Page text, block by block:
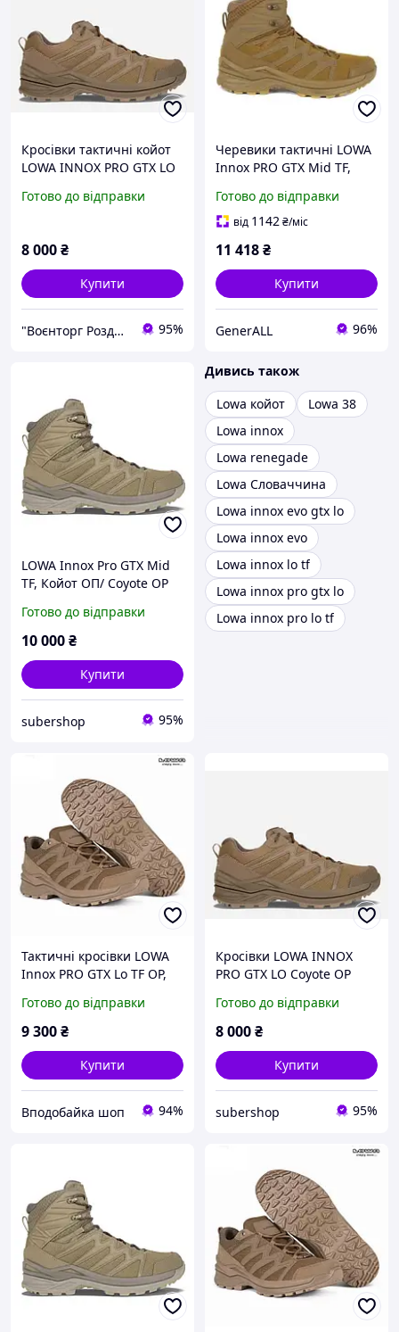
Кросівки тактичні койот
LOWA INNOX PRO GTX LO
Готово до відправки
8 000₴
Купити
"Воєнторг Роздріб/Опт": На варті вашої безпеки! 95%
Черевики тактичні LOWA
Innox PRO GTX Mid TF,
Готово до відправки
від 1142₴/міс
11 418₴
Купити
GenerALL 96%
LOWA Innox Pro GTX Mid
TF, Койот ОП/ Coyote OP
Готово до відправки
10 000₴
Купити
subershop 95%
Дивись також
Lowa койот
Lowa 38
Lowa innox
Lowa renegade
Lowa Словаччина
Lowa innox evo gtx lo
Lowa innox evo
Lowa innox lo tf
Lowa innox pro gtx lo
Lowa innox pro lo tf
Тактичні кросівки LOWA
Innox PRO GTX Lo TF OP,
Готово до відправки
9 300₴
Купити
Вподобайка шоп 94%
Кросівки LOWA INNOX
PRO GTX LO Coyote OP
Готово до відправки
8 000₴
Купити
subershop 95%